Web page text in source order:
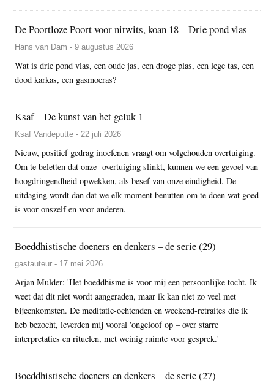
De Poortloze Poort voor nitwits, koan 18 – Drie pond vlas
Hans van Dam - 9 augustus 2026
Wat is drie pond vlas, een oude jas, een droge plas, een lege tas, een
dood karkas, een gasmoeras?
Ksaf – De kunst van het geluk 1
Ksaf Vandeputte - 22 juli 2026
Nieuw, positief gedrag inoefenen vraagt om volgehouden overtuiging.
Om te beletten dat onze overtuiging slinkt, kunnen we een gevoel van
hoogdringendheid opwekken, als besef van onze eindigheid. De
uitdaging wordt dan dat we elk moment benutten om te doen wat goed
is voor onszelf en voor anderen.
Boeddhistische doeners en denkers – de serie (29)
gastauteur - 17 mei 2026
Arjan Mulder: 'Het boeddhisme is voor mij een persoonlijke tocht. Ik
weet dat dit niet wordt aangeraden, maar ik kan niet zo veel met
bijeenkomsten. De meditatie-ochtenden en weekend-retraites die ik
heb bezocht, leverden mij vooral 'ongeloof op – over starre
interpretaties en rituelen, met weinig ruimte voor gesprek.'
Boeddhistische doeners en denkers – de serie (27)